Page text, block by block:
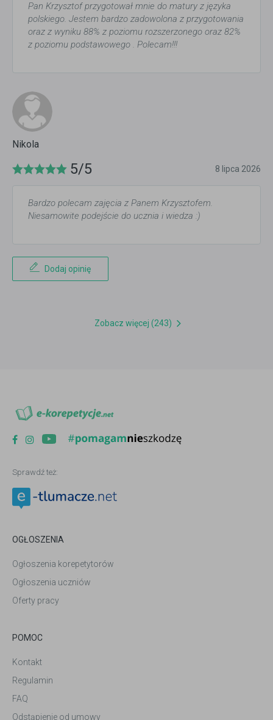
Pan Krzysztof przygotował mnie do matury z języka
polskiego. Jestem bardzo zadowolona z przygotowania
oraz z wyniku 88% z poziomu rozszerzonego oraz 82%
z poziomu podstawowego . Polecam!!!
Nikola
5/5 8 lipca 2026
Bardzo polecam zajęcia z Panem Krzysztofem.
Niesamowite podejście do ucznia i wiedza :)
Dodaj opinię
Zobacz więcej (243)
Sprawdź też:
OGŁOSZENIA
Ogłoszenia korepetytorów
Ogłoszenia uczniów
Oferty pracy
POMOC
Kontakt
Regulamin
FAQ
Odstąpienie od umowy